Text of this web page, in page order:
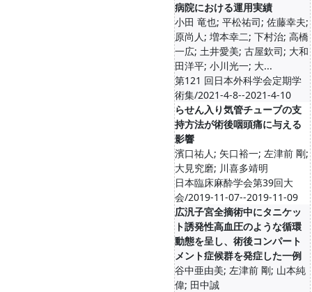
病院における運用実績
小田 竜也; 平松祐司; 佐藤幸夫;
原尚人; 増本幸二; 下村治; 高橋
一広; 土井愛美; 古屋欽司; 大和
田洋平; 小川光一; 大...
第121 回日本外科学会定期学
術集/2021-4-8--2021-4-10
らせん入り気管チューブの支
持方法が術後咽頭痛に与える
影響
濱口祐人; 矢口裕一; 左津前 剛;
大見究磨; 川喜多靖明
日本臨床麻酔学会第39回大
会/2019-11-07--2019-11-09
広汎子宮全摘術中にタニケッ
ト誘発性高血圧のような循環
動態を呈し、術後コンパート
メント症候群を発症した一例
谷中亜由美; 左津前 剛; 山本純
偉; 田中誠